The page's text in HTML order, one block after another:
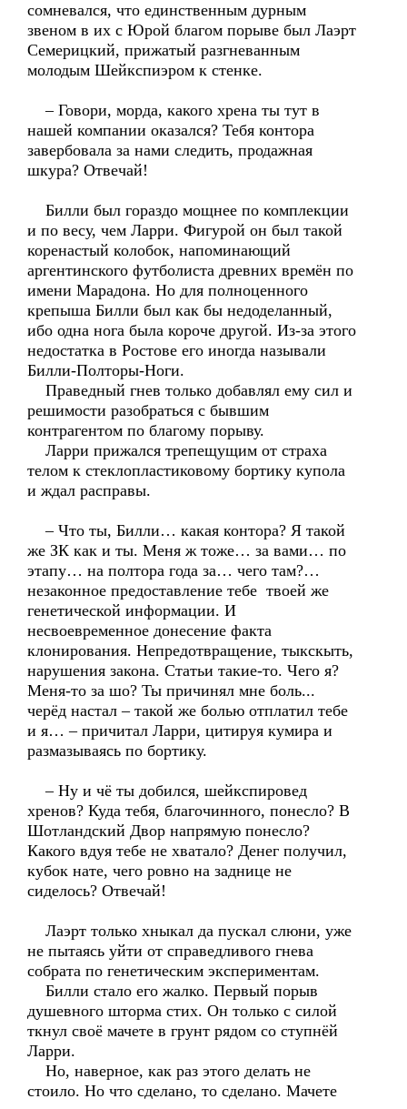
сомневался, что единственным дурным
звеном в их с Юрой благом порыве был Лаэрт
Семерицкий, прижатый разгневанным
молодым Шейкспиэром к стенке.
– Говори, морда, какого хрена ты тут в
нашей компании оказался? Тебя контора
завербовала за нами следить, продажная
шкура? Отвечай!
Билли был гораздо мощнее по комплекции
и по весу, чем Ларри. Фигурой он был такой
коренастый колобок, напоминающий
аргентинского футболиста древних времён по
имени Марадона. Но для полноценного
крепыша Билли был как бы недоделанный,
ибо одна нога была короче другой. Из-за этого
недостатка в Ростове его иногда называли
Билли-Полторы-Ноги.
Праведный гнев только добавлял ему сил и
решимости разобраться с бывшим
контрагентом по благому порыву.
Ларри прижался трепещущим от страха
телом к стеклопластиковому бортику купола
и ждал расправы.
– Что ты, Билли… какая контора? Я такой
же ЗК как и ты. Меня ж тоже… за вами… по
этапу… на полтора года за… чего там?…
незаконное предоставление тебе твоей же
генетической информации. И
несвоевременное донесение факта
клонирования. Непредотвращение, тыкскыть,
нарушения закона. Статьи такие-то. Чего я?
Меня-то за шо? Ты причинял мне боль...
черёд настал – такой же болью отплатил тебе
и я… – причитал Ларри, цитируя кумира и
размазываясь по бортику.
– Ну и чё ты добился, шейкспировед
хренов? Куда тебя, благочинного, понесло? В
Шотландский Двор напрямую понесло?
Какого вдуя тебе не хватало? Денег получил,
кубок нате, чего ровно на заднице не
сиделось? Отвечай!
Лаэрт только хныкал да пускал слюни, уже
не пытаясь уйти от справедливого гнева
собрата по генетическим экспериментам.
Билли стало его жалко. Первый порыв
душевного шторма стих. Он только с силой
ткнул своё мачете в грунт рядом со ступнёй
Ларри.
Но, наверное, как раз этого делать не
стоило. Но что сделано, то сделано. Мачете